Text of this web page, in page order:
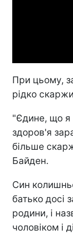
При цьому,
рідко
"Єдине, що я
здоров'я
більше
Байден.
Син
батько досі
родини, і
чоловіком і